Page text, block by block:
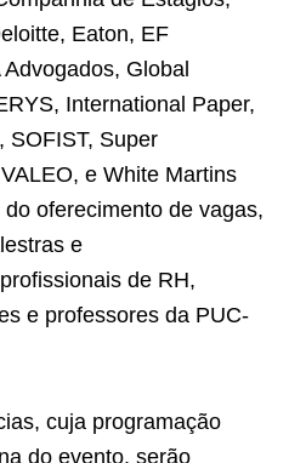
Eaton, EF
Global
International Paper,
SOFIST, Super
e White Martins
oferecimento de vagas,
e
de RH,
e professores da PUC-
cuja programação
do evento, serão